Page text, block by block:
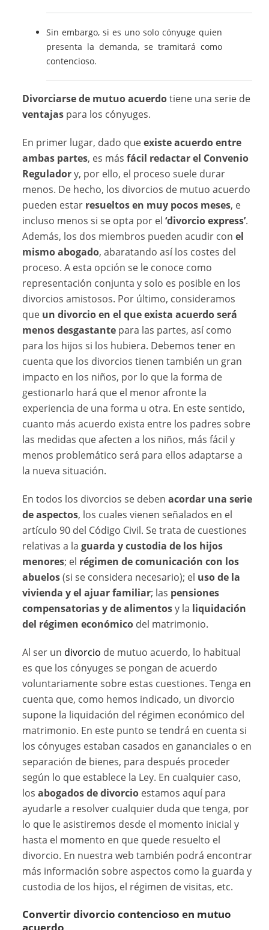
Sin embargo, si es uno solo cónyuge quien
presenta la demanda, se tramitará como
contencioso.
Divorciarse de mutuo acuerdotiene una serie de
ventajas para los cónyuges.
En primer lugar, dado queexiste acuerdo entre
ambas partes, es másfácil redactar el Convenio
Reguladory, por ello, el proceso suele durar
menos. De hecho, los divorcios de mutuo acuerdo
pueden estar resueltos en muy pocos meses, e
incluso menos si se opta por el‘divorcio express’.
Además, los dos miembros pueden acudir conel
mismo abogado, abaratando así los costes del
proceso. A esta opción se le conoce como
representación conjunta y solo es posible en los
divorcios amistosos. Por último, consideramos
que un divorcio en el que exista acuerdo será
menos desgastante para las partes, así como
para los hijos si los hubiera. Debemos tener en
cuenta que los divorcios tienen también un gran
impacto en los niños, por lo que la forma de
gestionarlo hará que el menor afronte la
experiencia de una forma u otra. En este sentido,
cuanto más acuerdo exista entre los padres sobre
las medidas que afecten a los niños, más fácil y
menos problemático será para ellos adaptarse a
la nueva situación.
En todos los divorcios se debenacordar una serie
de aspectos, los cuales vienen señalados en el
artículo 90 del Código Civil. Se trata de cuestiones
relativas a laguarda y custodia de los hijos
menores; el régimen de comunicación con los
abuelos(si se considera necesario); el uso de la
vivienda y el ajuar familiar; las pensiones
compensatorias y de alimentosy la liquidación
del régimen económico del matrimonio.
Al ser un divorcio de mutuo acuerdo, lo habitual
es que los cónyuges se pongan de acuerdo
voluntariamente sobre estas cuestiones. Tenga en
cuenta que, como hemos indicado, un divorcio
supone la liquidación del régimen económico del
matrimonio. En este punto se tendrá en cuenta si
los cónyuges estaban casados en gananciales o en
separación de bienes, para después proceder
según lo que establece la Ley. En cualquier caso,
losabogados de divorcio estamos aquí para
ayudarle a resolver cualquier duda que tenga, por
lo que le asistiremos desde el momento inicial y
hasta el momento en que quede resuelto el
divorcio. En nuestra web también podrá encontrar
más información sobre aspectos como la guarda y
custodia de los hijos, el régimen de visitas, etc.
Convertir divorcio contencioso en mutuo